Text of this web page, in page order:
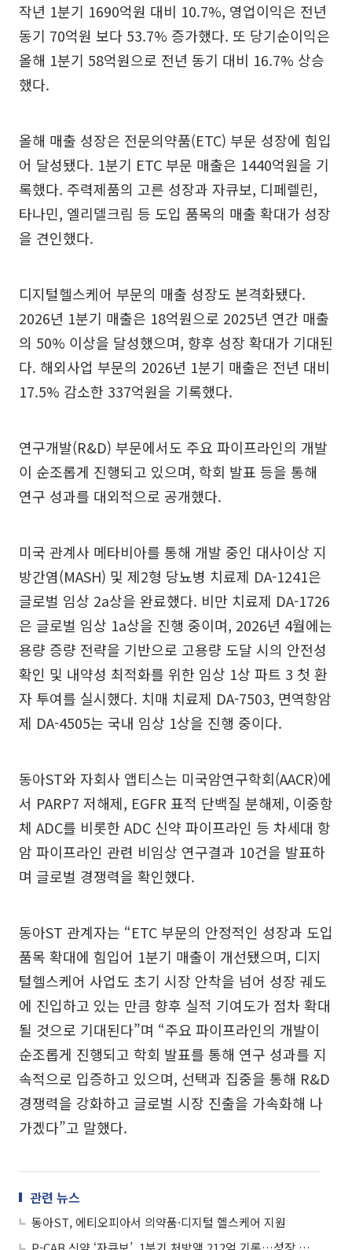
작년 1분기 1690억원 대비 10.7%, 영업이익은 전년
동기 70억원 보다 53.7% 증가했다. 또 당기순이익은
올해 1분기 58억원으로 전년 동기 대비 16.7% 상승
했다.
올해 매출 성장은 전문의약품(ETC) 부문 성장에 힘입
어 달성됐다. 1분기 ETC 부문 매출은 1440억원을 기
록했다. 주력제품의 고른 성장과 자큐보, 디페렐린,
타나민, 엘리델크림 등 도입 품목의 매출 확대가 성장
을 견인했다.
디지털헬스케어 부문의 매출 성장도 본격화됐다.
2026년 1분기 매출은 18억원으로 2025년 연간 매출
의 50% 이상을 달성했으며, 향후 성장 확대가 기대된
다. 해외사업 부문의 2026년 1분기 매출은 전년 대비
17.5% 감소한 337억원을 기록했다.
연구개발(R&D) 부문에서도 주요 파이프라인의 개발
이 순조롭게 진행되고 있으며, 학회 발표 등을 통해
연구 성과를 대외적으로 공개했다.
미국 관계사 메타비아를 통해 개발 중인 대사이상 지
방간염(MASH) 및 제2형 당뇨병 치료제 DA-1241은
글로벌 임상 2a상을 완료했다. 비만 치료제 DA-1726
은 글로벌 임상 1a상을 진행 중이며, 2026년 4월에는
용량 증량 전략을 기반으로 고용량 도달 시의 안전성
확인 및 내약성 최적화를 위한 임상 1상 파트 3 첫 환
자 투여를 실시했다. 치매 치료제 DA-7503, 면역항암
제 DA-4505는 국내 임상 1상을 진행 중이다.
동아ST와 자회사 앱티스는 미국암연구학회(AACR)에
서 PARP7 저해제, EGFR 표적 단백질 분해제, 이중항
체 ADC를 비롯한 ADC 신약 파이프라인 등 차세대 항
암 파이프라인 관련 비임상 연구결과 10건을 발표하
며 글로벌 경쟁력을 확인했다.
동아ST 관계자는 “ETC 부문의 안정적인 성장과 도입
품목 확대에 힘입어 1분기 매출이 개선됐으며, 디지
털헬스케어 사업도 초기 시장 안착을 넘어 성장 궤도
에 진입하고 있는 만큼 향후 실적 기여도가 점차 확대
될 것으로 기대된다”며 “주요 파이프라인의 개발이
순조롭게 진행되고 학회 발표를 통해 연구 성과를 지
속적으로 입증하고 있으며, 선택과 집중을 통해 R&D
경쟁력을 강화하고 글로벌 시장 진출을 가속화해 나
가겠다”고 말했다.
관련 뉴스
동아ST, 에티오피아서 의약품·디지털 헬스케어 지원